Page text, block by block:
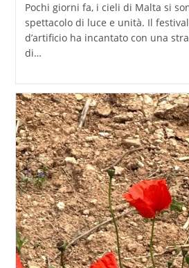
Pochi giorni fa, i cieli di Malta si
spettacolo di luce e unità. Il
d’artificio ha incantato con una
di…